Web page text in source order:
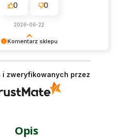
Komentarz sklepu
obsługa sklepu.
0 0
2026-06-22
i zweryfikowanych przez
Opis